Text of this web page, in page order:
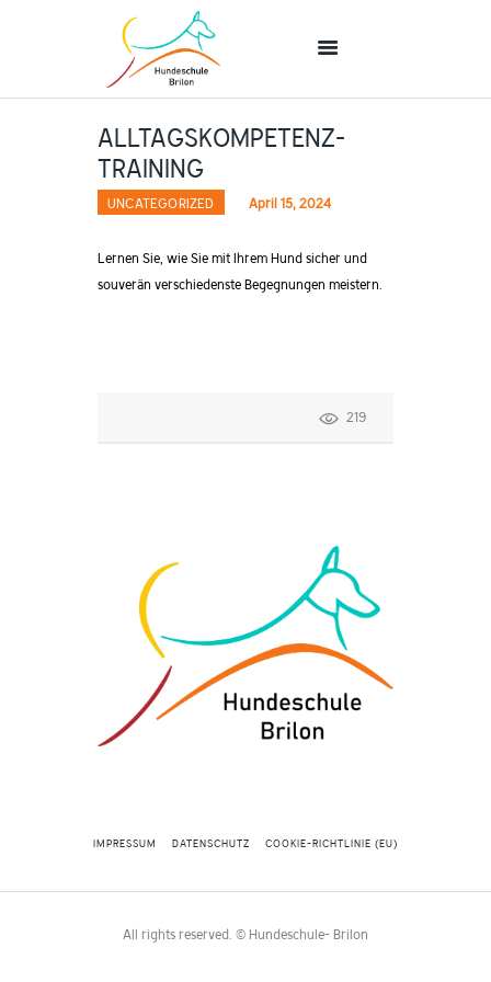
STARTSEITE
UNTERRICHT
ÜBER UNS
ALLTAGSKOMPETENZ-
TRAINING
UNCATEGORIZED April 15, 2024
Lernen Sie, wie Sie mit Ihrem Hund sicher und
souverän verschiedenste Begegnungen meistern.
219
IMPRESSUM DATENSCHUTZ COOKIE-RICHTLINIE (EU)
All rights reserved. © Hundeschule- Brilon